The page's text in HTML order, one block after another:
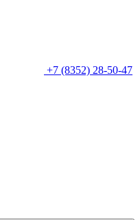
+7 (8352) 28-50-47